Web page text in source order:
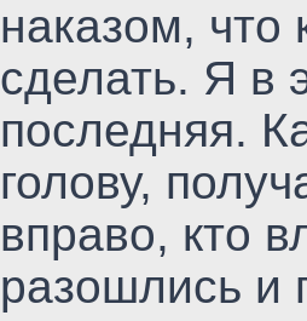
наказом, что
сделать. Я в
последняя.
голову,
вправо, кто
разошлись и